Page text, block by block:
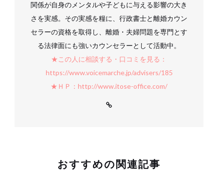
関係が自身のメンタルや子どもに与える影響の大き
さを実感。その実感を糧に、行政書士と離婚カウン
セラーの資格を取得し、離婚・夫婦問題を専門とす
る法律面にも強いカウンセラーとして活動中。
★この人に相談する・口コミを見る：
https://www.voicemarche.jp/advisers/185
★ＨＰ：http://www.itose-office.com/
おすすめの関連記事